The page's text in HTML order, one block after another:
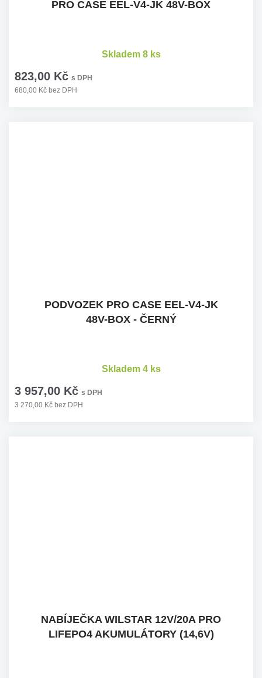
PRO CASE EEL-V4-JK 48V-BOX
823,00 Kč s DPH
680,00 Kč bez DPH
Skladem 8 ks
PODVOZEK PRO CASE EEL-V4-JK
48V-BOX - ČERNÝ
3 957,00 Kč s DPH
3 270,00 Kč bez DPH
Skladem 4 ks
NABÍJEČKA WILSTAR 12V/20A PRO
LIFEPO4 AKUMULÁTORY (14,6V)